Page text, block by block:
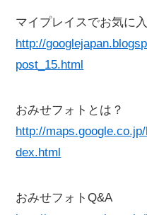
マイプレイスでお気に
http://
post_15.html
おみせフォトとは？
http://
dex.html
おみせフォトQ&A